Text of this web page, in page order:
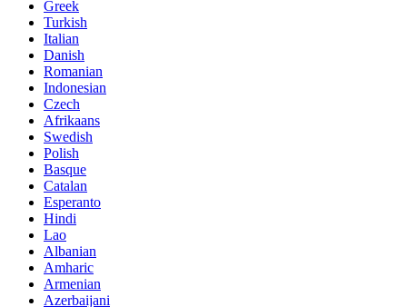
Greek
Turkish
Italian
Danish
Romanian
Indonesian
Czech
Afrikaans
Swedish
Polish
Basque
Catalan
Esperanto
Hindi
Lao
Albanian
Amharic
Armenian
Azerbaijani